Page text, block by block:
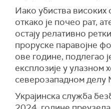
Иако убиства
откако је почео рат,
остају релативно
проруске паравојне
ове године, подлегао
експлозије у улазном
северозападном делу
Украјинска служба